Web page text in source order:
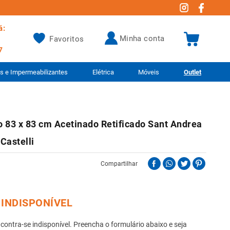
Favoritos minha conta
e Impermeabilizantes Elétrica Móveis Outlet
83 x 83 cm Acetinado Retificado Sant Andrea
Compartilhar